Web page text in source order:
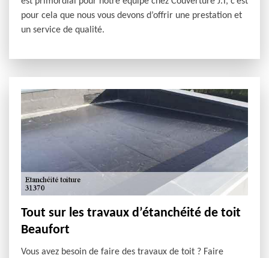
pour cela que nous vous devons d’offrir une prestation et
un service de qualité.
Tout sur les travaux d’étanchéité de toit
Beaufort
Vous avez besoin de faire des travaux de toit ? Faire